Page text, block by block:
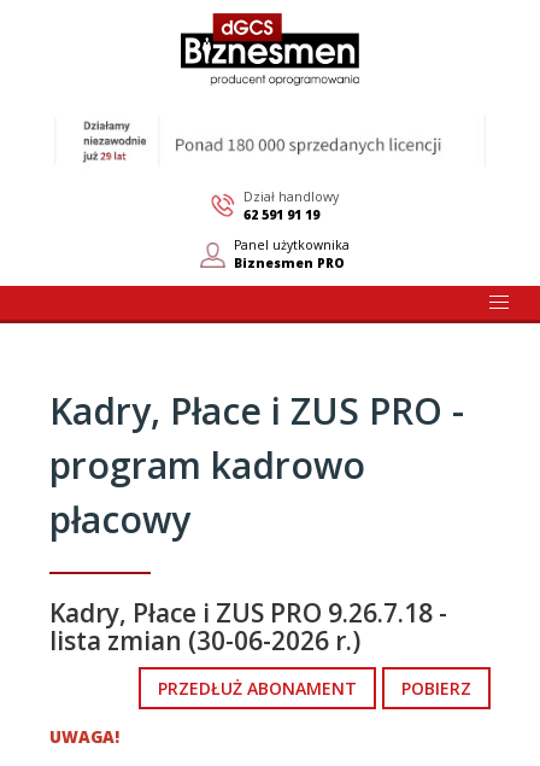
Dział handlowy
62 591 91 19
Panel użytkownika
Biznesmen PRO
Kadry, Płace i ZUS PRO -
program kadrowo
płacowy
Kadry, Płace i ZUS PRO 9.26.7.18 -
lista zmian (30-06-2026 r.)
PRZEDŁUŻ ABONAMENT POBIERZ
UWAGA!